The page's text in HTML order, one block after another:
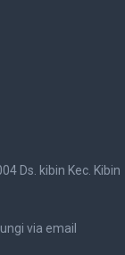
Ds. kibin Kec. Kibin
via email